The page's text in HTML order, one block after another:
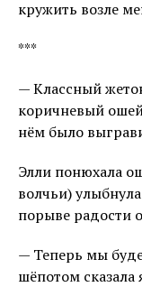
кружить возле
***
— Классный
коричневый
нём было
Элли понюхала
волчьи)
порыве радости
— Теперь мы
шёпотом сказала